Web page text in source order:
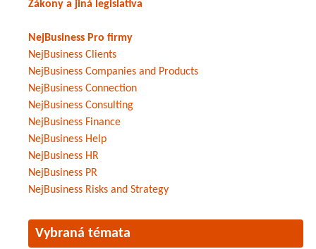
Zákony a jiná legislativa
NejBusiness Pro firmy
NejBusiness Clients
NejBusiness Companies and Products
NejBusiness Connection
NejBusiness Consulting
NejBusiness Finance
NejBusiness Help
NejBusiness HR
NejBusiness PR
NejBusiness Risks and Strategy
Vybraná témata